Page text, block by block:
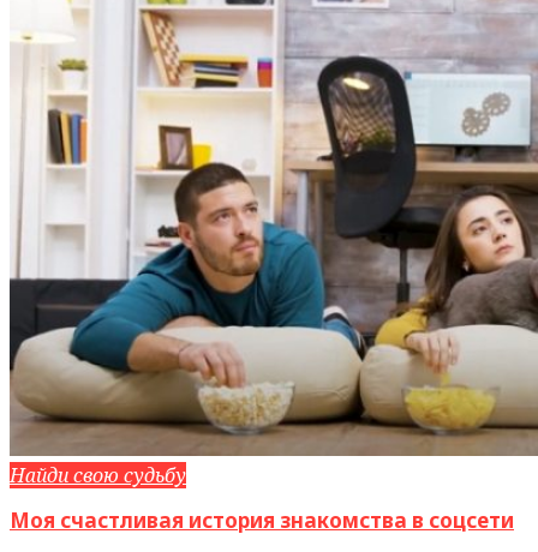
Найди свою судьбу
Моя счастливая история знакомства в соцсети